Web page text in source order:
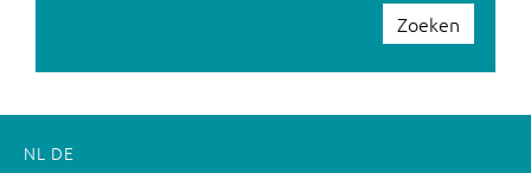
Zoeken
NL DE